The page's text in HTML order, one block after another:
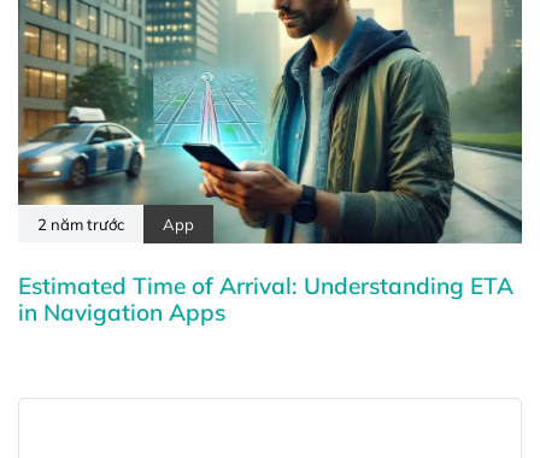
2 năm trước App
Estimated Time of Arrival: Understanding ETA
in Navigation Apps